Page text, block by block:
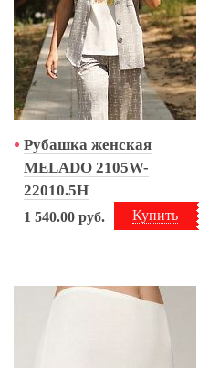
Рубашка женская
MELADO 2105W-
22010.5H
Купить
1 540.00 руб.